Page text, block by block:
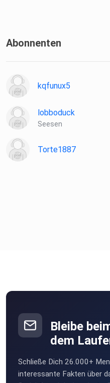
Abonnenten
kqfunux5
lobboduck
Seesen
Torte1887
Bleibe
dem
Schließe Dich 26.000+
interessante Fakten über